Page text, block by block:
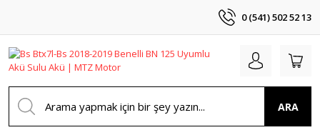
0 (541) 502 52 13
ARA